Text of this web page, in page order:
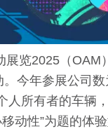
览2025（
今年参展公司
人所有者的车辆
动性”为题的体